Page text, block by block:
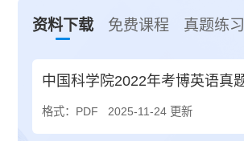
资料下载 免费课程 真题练习
中国科学院2022年考博英语真
格式：PDF 2025-11-24 更新